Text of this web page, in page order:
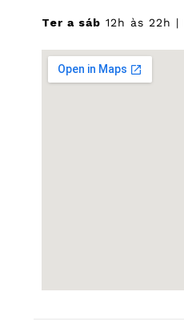
Ter a sáb 12h às 22h |